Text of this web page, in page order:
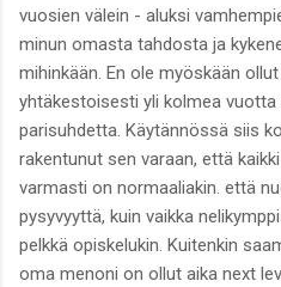
vuosien välein - aluksi
minun omasta tahdosta ja
mihinkään. En ole myöskään
yhtäkestoisesti yli kolmea
parisuhdetta. Käytännössä siis
rakentunut sen varaan, että
varmasti on normaaliakin. että
pysyvyyttä, kuin vaikka
pelkkä opiskelukin. Kuitenkin
oma menoni on ollut aika next